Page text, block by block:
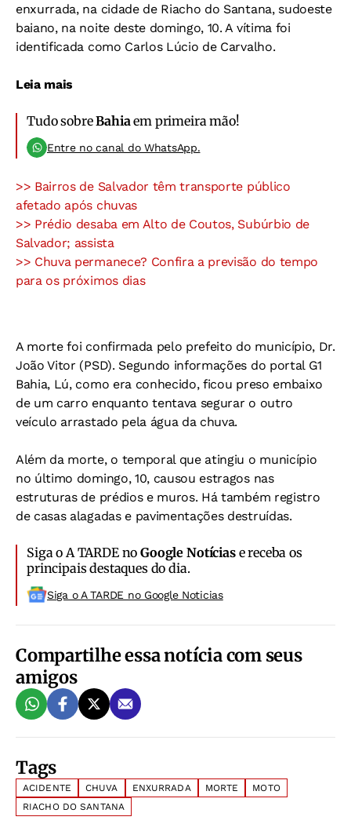
enxurrada, na cidade de Riacho do Santana, sudoeste
baiano, na noite deste domingo, 10. A vítima foi
identificada como Carlos Lúcio de Carvalho.
Leia mais
Tudo sobreBahia em primeira mão!
Entre no canal do WhatsApp.
>> Bairros de Salvador têm transporte público
afetado após chuvas
>> Prédio desaba em Alto de Coutos, Subúrbio de
Salvador; assista
>> Chuva permanece? Confira a previsão do tempo
para os próximos dias
A morte foi confirmada pelo prefeito do município, Dr.
João Vitor (PSD). Segundo informações do portal G1
Bahia, Lú, como era conhecido, ficou preso embaixo
de um carro enquanto tentava segurar o outro
veículo arrastado pela água da chuva.
Além da morte, o temporal que atingiu o município
no último domingo, 10, causou estragos nas
estruturas de prédios e muros. Há também registro
de casas alagadas e pavimentações destruídas.
Siga o A TARDE noGoogle Notíciase receba os
principais destaques do dia.
Siga o A TARDE no Google Noticias
Compartilhe essa notícia com seus
amigos
Tags
ACIDENTE CHUVA ENXURRADA MORTE
MOTO
RIACHO DO SANTANA